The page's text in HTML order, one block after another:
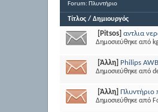
Forum: Πλυντήριο
Τίτλος /Δημιουργός
[Pitsos] αντλια
Δημοσιεύθηκε από
[Άλλη] Philips AWB
Δημοσιεύθηκε από
[Άλλη] Πλυντήριο
Δημοσιεύθηκε από